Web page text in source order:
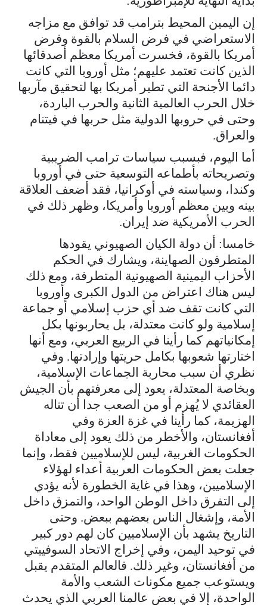
إن اليمين المحيط بترامب قد توافق مع مزاجه
الاستعراضي في فرض السلام بالقوة وفرض
أمريكا بالقوة، فخسرت أمريكا معظم أصدقائها
الذين كانت تعتمد عليهم؛ مثل أوروبا التي كانت
دائما الأجنحة التي تطير أمريكا بها لتحقيق مآربها
خلال الحرب العالمية الثانية والحرب الباردة،
وحتى في حروبها الدولية مثل حربها في فيتنام
والعراق.
أما اليوم، فبسبب سياسات ترامب الضريبية
وتصريحاته بأطماعه التوسعية حتى في أوروبا
وكندا، وسياسته في أوكرانيا، فقد أضعف العلاقة
بينه وبين معظم أوروبا وأمريكا، وظهر ذلك في
الحرب الأمريكية ضد إيران.
خامسا: أن دولة الكيان الصهيوني يقودها
المتطرفون الصهاينة، ويشارك في الحكم
الأحزاب اليمينية الصهيونية المتطرفة، ومع ذلك
ليس هناك اعتراض من الدول الكبرى وأوروبا
التي كانت تقف ضد أي حزب إسلامي أو جماعة
إسلامية ولو كانت معتدلة، بل يحاربونها بكل
إمكانياتهم كما رأينا في الربيع العربي، ومع أنها
اختارتها شعوبها بكامل حريتها وإرادتها. وفي
نظري أن سبب محاربة الجماعات الإسلامية،
وبخاصة المعتدلة، يعود إلى معرفتهم بأن الجيش
العقائدي لا يُهزم أو من الصعب جدا أن تناله
الهزيمة، كما رأينا في غزة العزة وفي
أفغانستان، والأخطر من ذلك يعود إلى معاداة
الحكومات الغربية، ليس للإسلاميين فقط، وإنما
جعلت بعض الحكومات العربية أعداء لهؤلاء
الإسلاميين، وهذا في غاية الخطورة لأنه يؤدي
إلى التفرق داخل الوطن الواحد، والتمزق داخل
الأمة، وإشغال الناس بعضهم ببعض. وحتى
التاريخ يشهد بأن الإسلاميين كان لهم دور كبير
في توحيد اليمن، وفي إخراج الاتحاد السوفييتي
من أفغانستان، وغير ذلك. فالعالم المتقدم يقبل
ويستوعب جميع مكونات الشعب والأمة
الواحدة، إلا في بعض عالمنا العربي الذي يحدث